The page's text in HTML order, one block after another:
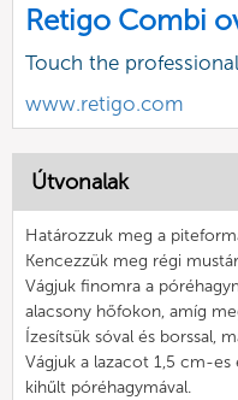
Retigo Combi
Touch the
www.retigo.com
Útvonalak
Határozzuk meg a
Kencezzük meg régi
Vágjuk finomra a
alacsony hőfokon, amíg
Ízesítsük sóval és borssal,
Vágjuk a lazacot 1,5 cm-es
kihűlt póréhagymával.